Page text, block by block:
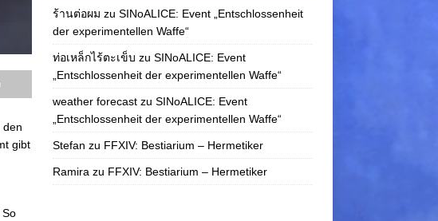
den
gibt
ร้านต่อผม zu SINoALICE: Event „Entschlossenheit
der experimentellen Waffe“
ท่อเหล็กไร้ตะเข็บ zu SINoALICE: Event
„Entschlossenheit der experimentellen Waffe“
weather forecastzu SINoALICE: Event
„Entschlossenheit der experimentellen Waffe“
Stefan zu FFXIV: Bestiarium – Hermetiker
Ramira zu FFXIV: Bestiarium – Hermetiker